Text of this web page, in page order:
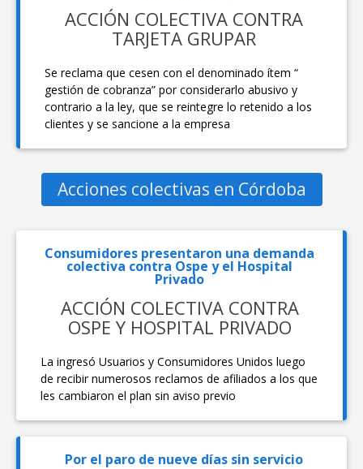
ACCIÓN COLECTIVA CONTRA
TARJETA GRUPAR
Se reclama que cesen con el denominado ítem “
gestión de cobranza” por considerarlo abusivo y
contrario a la ley, que se reintegre lo retenido a los
clientes y se sancione a la empresa
Acciones colectivas en Córdoba
Consumidores presentaron una demanda
colectiva contra Ospe y el Hospital
Privado
ACCIÓN COLECTIVA CONTRA
OSPE Y HOSPITAL PRIVADO
La ingresó Usuarios y Consumidores Unidos luego
de recibir numerosos reclamos de afiliados a los que
les cambiaron el plan sin aviso previo
Por el paro de nueve días sin servicio